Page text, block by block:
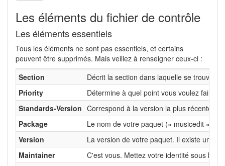
Les éléments du fichier de contrôle
Les éléments essentiels
Tous les éléments ne sont pas essentiels, et certains
peuvent être supprimés. Mais veillez à renseigner ceux-ci :
Section
Décrit la section dans laquelle se
Priority
Détermine à quel point vous voulez faire
Standards-Version Correspond à la version la plus récente
Package
Le nom de votre paquet (« musicedit »
Version
La version de votre paquet. Il existe une
Maintainer
C'est vous. Mettez votre identité sous la